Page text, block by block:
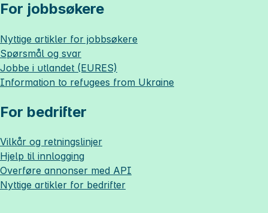
For jobbsøkere
Nyttige artikler for jobbsøkere
Spørsmål og svar
Jobbe i utlandet (EURES)
Information to refugees from Ukraine
For bedrifter
Vilkår og retningslinjer
Hjelp til innlogging
Overføre annonser med API
Nyttige artikler for bedrifter